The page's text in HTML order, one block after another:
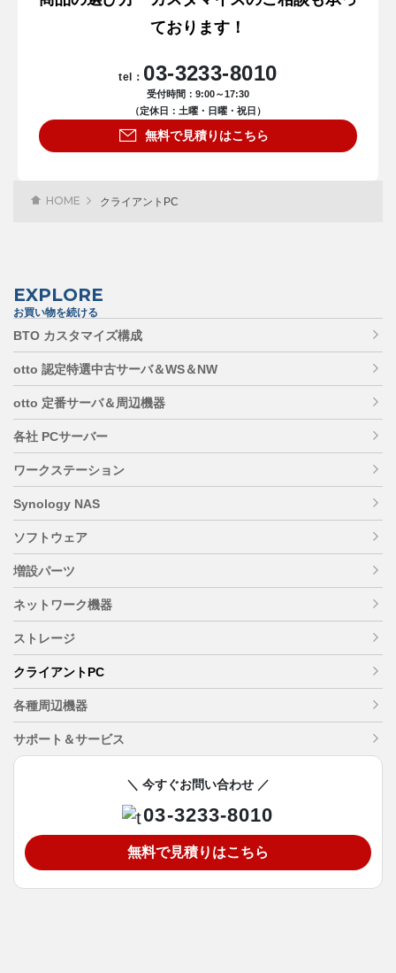
ております！
tel： 03-3233-8010
受付時間：9:00～17:30
（定休日：土曜・日曜・祝日）
無料で見積りはこちら
HOME クライアントPC
EXPLORE
お買い物を続ける
BTO カスタマイズ構成
otto 認定特選中古サーバ＆WS＆NW
otto 定番サーバ＆周辺機器
各社 PCサーバー
ワークステーション
Synology NAS
ソフトウェア
増設パーツ
ネットワーク機器
ストレージ
クライアントPC
各種周辺機器
サポート＆サービス
＼ 今すぐお問い合わせ ／
03-3233-8010
無料で見積りはこちら